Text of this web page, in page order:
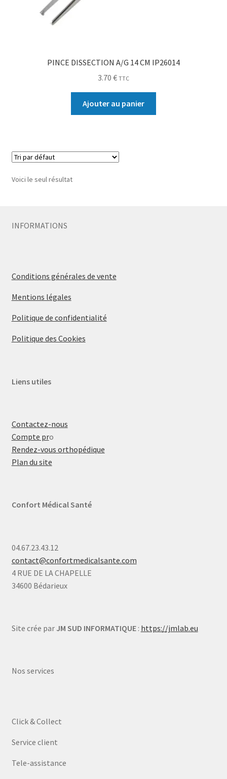
PINCE DISSECTION A/G 14 CM IP26014
3.70 € TTC
Ajouter au panier
Voici le seul résultat
INFORMATIONS
Conditions générales de vente
Mentions légales
Politique de confidentialité
Politique des Cookies
Liens utiles
Contactez-nous
Compte pro
Rendez-vous orthopédique
Plan du site
Confort Médical Santé
04.67.23.43.12
contact@confortmedicalsante.com
4 RUE DE LA CHAPELLE
34600 Bédarieux
Site crée par JM SUD INFORMATIQUE: https://jmlab.eu
Nos services
Click & Collect
Service client
Tele-assistance